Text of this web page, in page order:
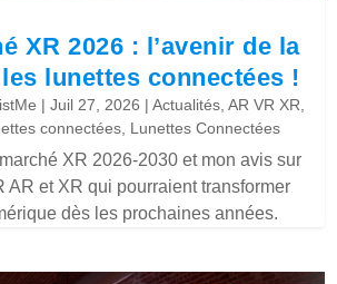
XR 2026 : l’avenir de la
lunettes connectées !
|Juil 27, 2026 |Actualités,AR VR XR,
connectées, Lunettes Connectées
XR 2026-2030 et mon avis sur
AR et XR qui pourraient transformer
dès les prochaines années.